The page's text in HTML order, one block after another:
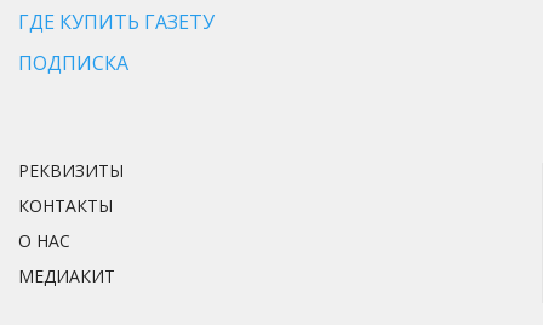
ГДЕ КУПИТЬ ГАЗЕТУ
ПОДПИСКА
РЕКВИЗИТЫ
КОНТАКТЫ
О НАС
МЕДИАКИТ